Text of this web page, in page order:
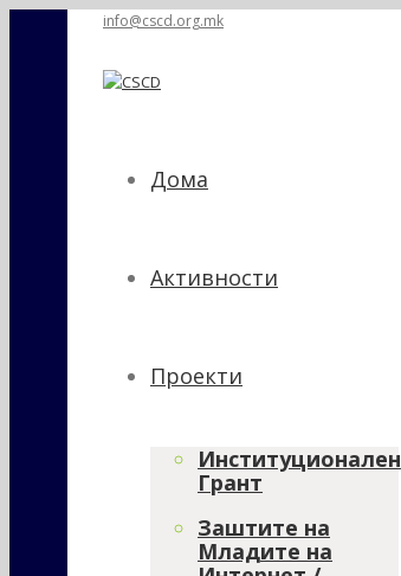
info@cscd.org.mk
Дома
Активности
Проекти
Институционален
Грант
Заштите на
Младите на